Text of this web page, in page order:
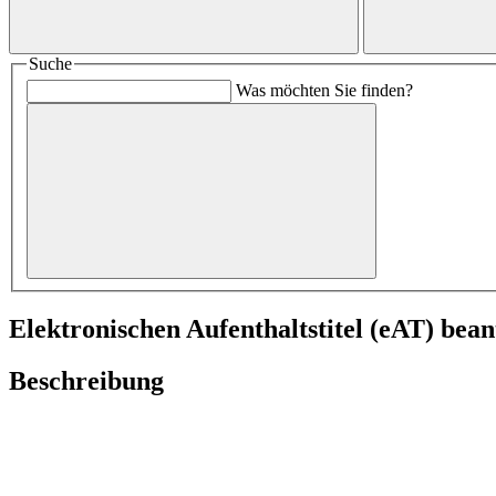
Suche
Was möchten Sie finden?
Elektronischen Aufenthaltstitel (eAT)
Beschreibung